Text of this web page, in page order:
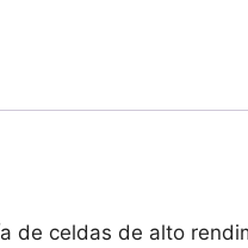
de celdas de alto